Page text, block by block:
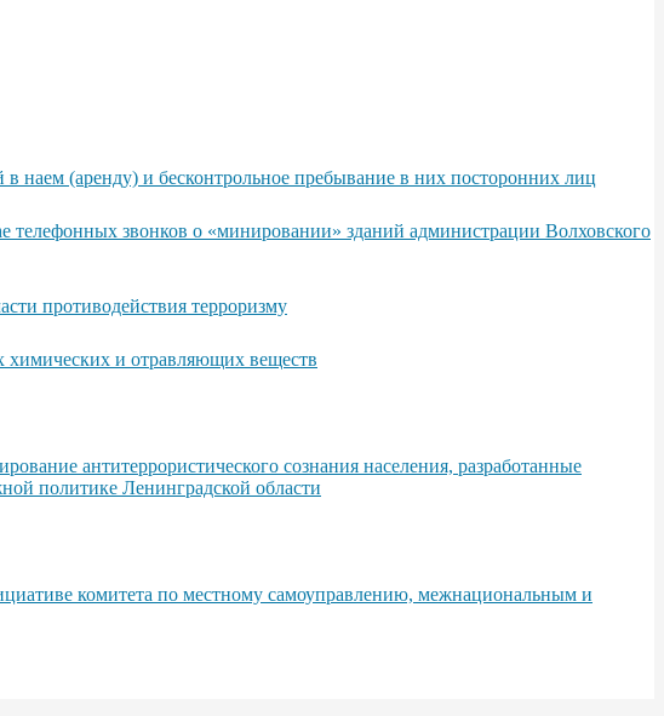
наем (аренду) и бесконтрольное пребывание в них посторонних лиц
телефонных звонков о «минировании» зданий администрации Волховского
противодействия терроризму
химических и отравляющих веществ
антитеррористического сознания населения, разработанные
политике Ленинградской области
комитета по местному самоуправлению, межнациональным и